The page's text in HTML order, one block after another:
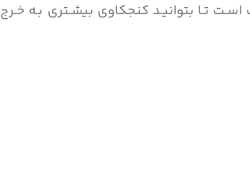
تـا بتوانیـد کنجکاوی بیشـتری بـه